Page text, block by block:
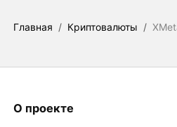
Главная / Криптовалюты /
О проекте